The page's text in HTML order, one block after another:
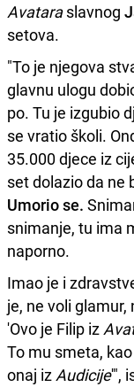
Avataraslavnog
setova.
"To je njegova
glavnu ulogu
po. Tu je izgubio
se vratio školi.
35.000 djece iz
set dolazio da ne
Umorio se.
snimanje, tu ima
naporno.
Imao je i
je, ne voli
'Ovo je Filip iz
To mu smeta,
onaj izAudicije'",